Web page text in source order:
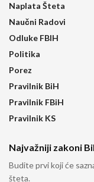
Naplata Šteta
Naučni Radovi
Odluke FBIH
Politika
Porez
Pravilnik BiH
Pravilnik FBiH
Pravilnik KS
Najvažniji zakoni
Budite prvi koji će
šteta.